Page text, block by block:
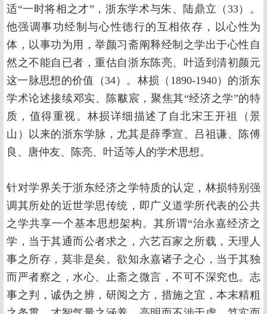
适“一时将相之才”，浙东学术与朱、陆鼎立（33）。
他强调事功经制与心性德行的互相依存，以心性为
体，以事功为用，举颜习斋阐释经制之学出于心性自
然之不能自已者，重估自浙东陈亮、叶适到清初颜元
这一脉思想的价值（34）。林损（1890-1940）的浙东
学术论述接续邓实、陈黻宸，聚焦其“经济之学”的特
质，值得重视。林损详细描述了自北宋王开祖（景
山）以来的浙东学脉，尤其是薛季宣、吕祖谦、陈傅
良、唐仲友、陈亮、叶适等人的学术思想。
针对学界关于浙东经济之学特质的认定，林损特别强
调其所处的近世学思传统，即广义道学所代表的公共
之学共享一个基本思想架构。其所谓“治永嘉经济之
学，当于其通而公者求之，六艺百家之所载，天理人
事之所存，莫非是矣。欲知永嘉诸子之心，当于其独
而严者察之，水心、止斋之微言，不可不深究也。志
事之判，诚伪之辨，研阅之方，措施之宜，本末精粗